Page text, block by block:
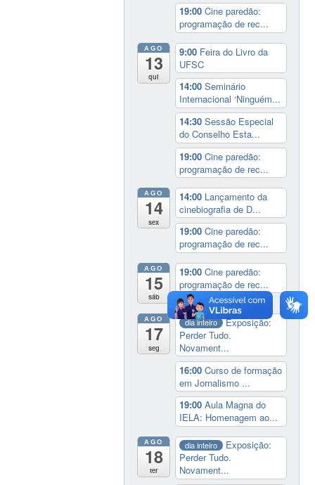
19:00Cine paredão:
programação de rec...
AGO
13
qui
9:00 Feira do Livro da
UFSC
14:00Seminário
Internacional ‘Ninguém...
14:30Sessão Especial
do Conselho Esta...
19:00Cine paredão:
programação de rec...
AGO
14
sex
14:00 Lançamento da
cinebiografia de D...
19:00Cine paredão:
programação de rec...
AGO
15
sáb
19:00Cine paredão:
programação de rec...
AGO
17
seg
dia inteiro
Exposição:
Perder Tudo.
Novament...
16:00Curso de formação
em Jornalismo ...
19:00Aula Magna do
IELA: Homenagem ao...
AGO
18
ter
dia inteiro
Exposição:
Perder Tudo.
Novament...